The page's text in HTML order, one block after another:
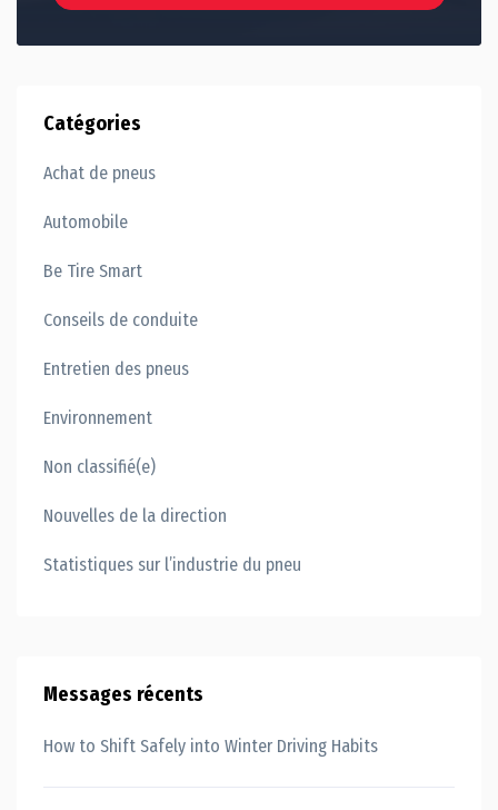
Catégories
Achat de pneus
Automobile
Be Tire Smart
Conseils de conduite
Entretien des pneus
Environnement
Non classifié(e)
Nouvelles de la direction
Statistiques sur l’industrie du pneu
Messages récents
How to Shift Safely into Winter Driving Habits